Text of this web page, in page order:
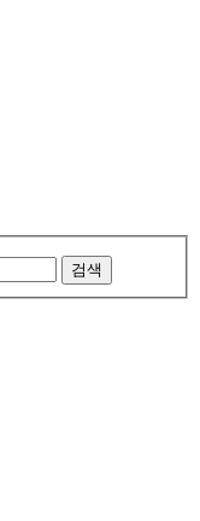
검색